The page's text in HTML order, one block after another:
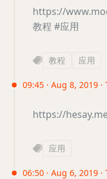
https://
教程 #应用
教程 应用
09:45 · Aug 8, 2019 ·
https://
应用
06:50 · Aug 6, 2019 ·